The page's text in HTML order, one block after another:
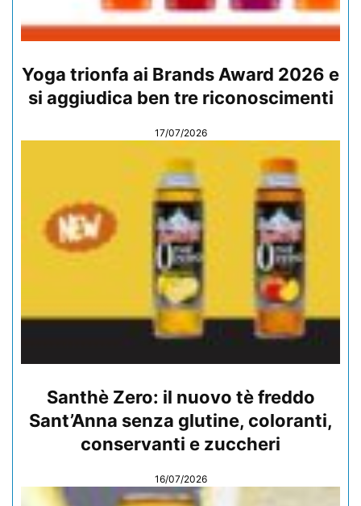
Yoga trionfa ai Brands Award 2026 e
si aggiudica ben tre riconoscimenti
17/07/2026
Santhè Zero: il nuovo tè freddo
Sant’Anna senza glutine, coloranti,
conservanti e zuccheri
16/07/2026